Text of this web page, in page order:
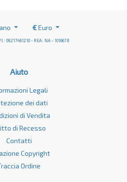
€Euro
09217461210 - REA: NA - 1016678
Aiuto
Legali
dei dati
di Vendita
di Recesso
Contatti
Copyright
Ordine